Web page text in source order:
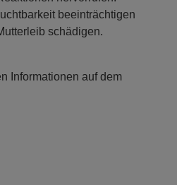
beeinträchtigen
schädigen.
Informationen auf dem